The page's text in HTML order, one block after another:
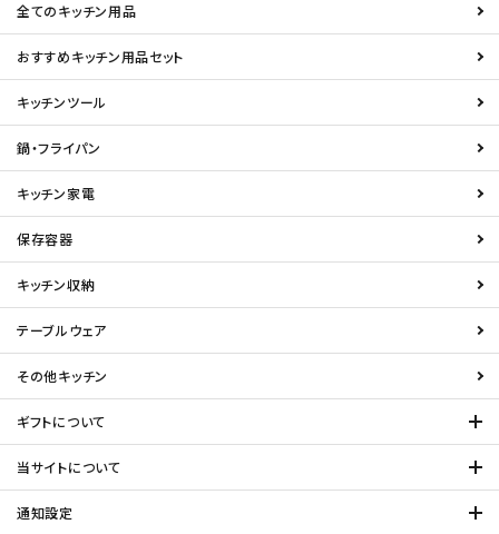
全てのキッチン用品
おすすめキッチン用品セット
キッチンツール
鍋・フライパン
キッチン家電
保存容器
キッチン収納
テーブルウェア
その他キッチン
ギフトについて
当サイトについて
通知設定